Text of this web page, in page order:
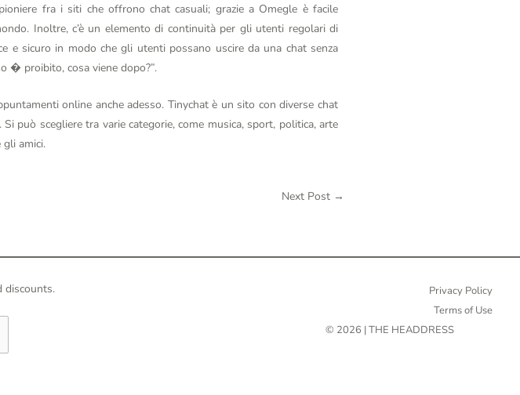
fra i siti che offrono chat casuali; grazie a Omegle è facile
Inoltre, c’è un elemento di continuità per gli utenti regolari di
e sicuro in modo che gli utenti possano uscire da una chat senza
� proibito, cosa viene dopo?”.
online anche adesso. Tinychat è un sito con diverse chat
può scegliere tra varie categorie, come musica, sport, politica, arte
gli amici.
Next Post →
discounts.
Privacy Policy
Terms of Use
© 2026 | THE HEADDRESS